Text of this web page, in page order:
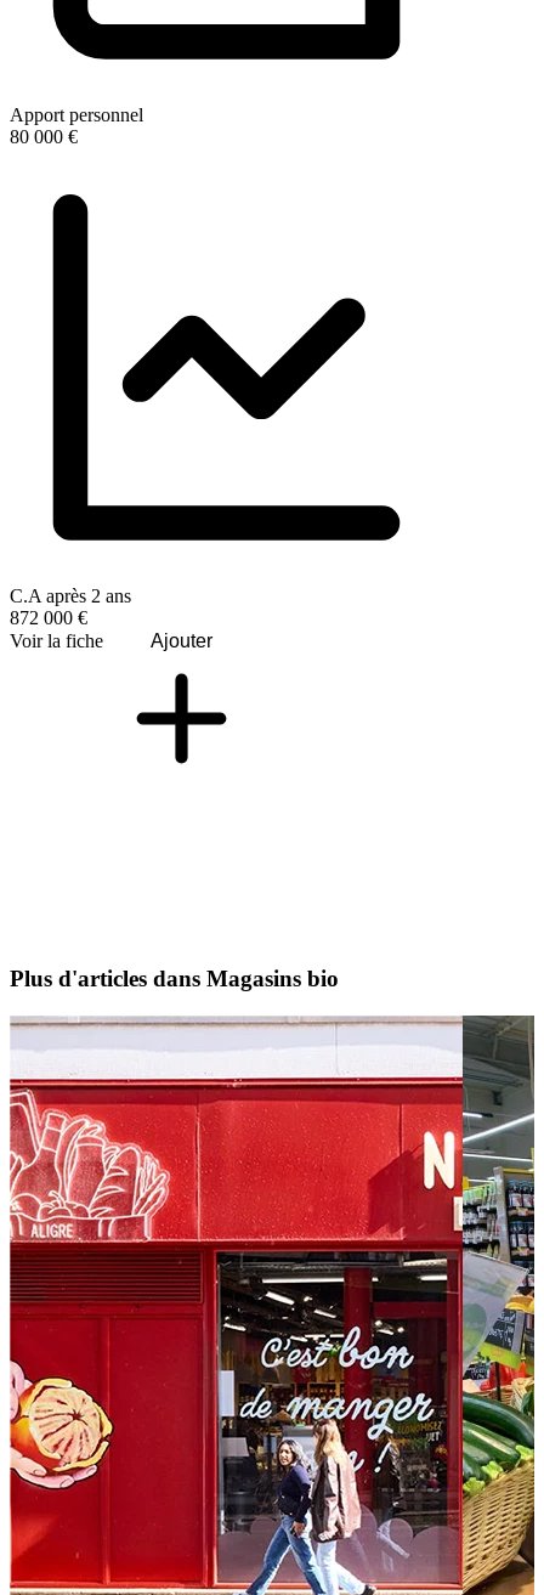
Apport personnel
80 000 €
C.A après 2 ans
872 000 €
Voir la fiche
Ajouter
Plus d'articles dans Magasins bio